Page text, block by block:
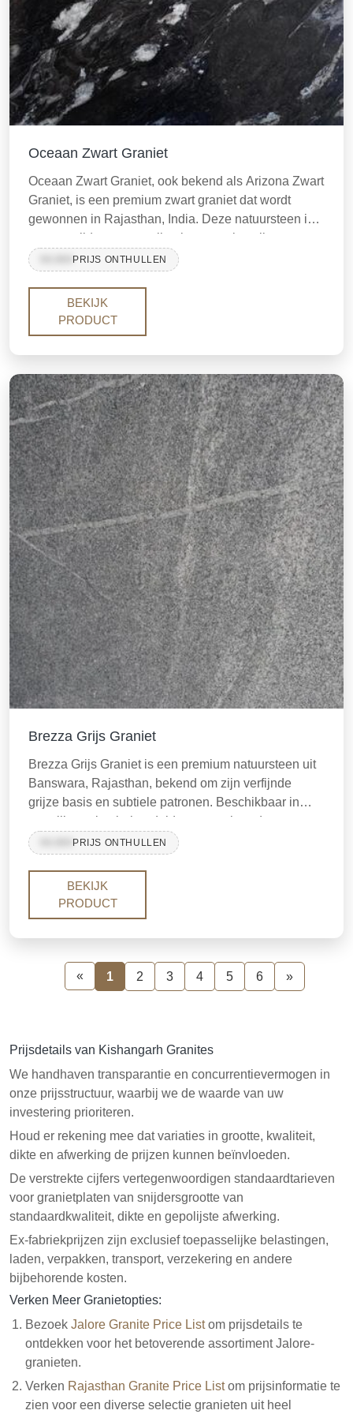
Oceaan Zwart Graniet
Oceaan Zwart Graniet, ook bekend als Arizona Zwart
Graniet, is een premium zwart graniet dat wordt
gewonnen in Rajasthan, India. Deze natuursteen is
zeer gewild vanwege zijn elegante uitstraling,
duurzaamheid en veelzijdigheid, waardoor het een
uitstekende keuze is voor zowel binnen- als
PRIJS ONTHULLEN
BEKIJK
PRODUCT
Brezza Grijs Graniet
Brezza Grijs Graniet is een premium natuursteen uit
Banswara, Rajasthan, bekend om zijn verfijnde
grijze basis en subtiele patronen. Beschikbaar in
gepolijste, vlambehandelde en geschuurde
afwerkingen, is het ideaal voor aanrechtbladen,
vloeren en wandbekleding. Koop hoogwaardige
PRIJS ONTHULLEN
BEKIJK
PRODUCT
« 1 2 3 4 5 6 »
Prijsdetails van Kishangarh Granites
We handhaven transparantie en concurrentievermogen in
onze prijsstructuur, waarbij we de waarde van uw
investering prioriteren.
Houd er rekening mee dat variaties in grootte, kwaliteit,
dikte en afwerking de prijzen kunnen beïnvloeden.
De verstrekte cijfers vertegenwoordigen standaardtarieven
voor granietplaten van snijdersgrootte van
standaardkwaliteit, dikte en gepolijste afwerking.
Ex-fabriekprijzen zijn exclusief toepasselijke belastingen,
laden, verpakken, transport, verzekering en andere
bijbehorende kosten.
Verken Meer Granietopties:
Bezoek Jalore Granite Price Listom prijsdetails te
ontdekken voor het betoverende assortiment Jalore-
granieten.
Verken Rajasthan Granite Price Listom prijsinformatie te
zien voor een diverse selectie granieten uit heel